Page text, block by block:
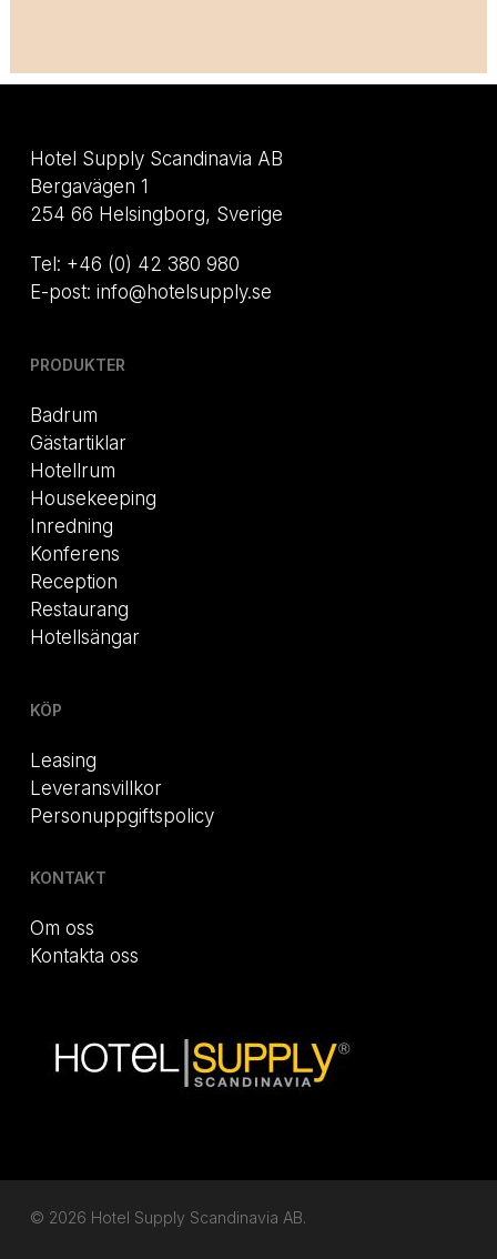
Hotel Supply Scandinavia AB
Bergavägen 1
254 66 Helsingborg, Sverige
Tel: +46 (0) 42 380 980
E-post: info@hotelsupply.se
PRODUKTER
Badrum
Gästartiklar
Hotellrum
Housekeeping
Inredning
Konferens
Reception
Restaurang
Hotellsängar
KÖP
Leasing
Leveransvillkor
Personuppgiftspolicy
KONTAKT
Om oss
Kontakta oss
© 2026 Hotel Supply Scandinavia AB.